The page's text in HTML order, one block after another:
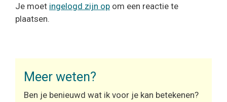
Je moet ingelogd zijn op om een reactie te
plaatsen.
Meer weten?
Ben je benieuwd wat ik voor je kan betekenen?